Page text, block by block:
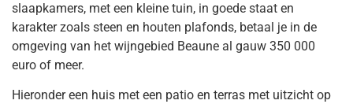
slaapkamers, met een kleine tuin, in goede staat en
karakter zoals steen en houten plafonds, betaal je in de
omgeving van het wijngebied Beaune al gauw 350 000
euro of meer.
Hieronder een huis met een patio en terras met uitzicht op